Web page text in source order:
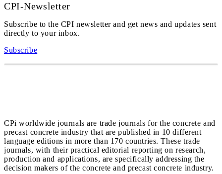
CPI-Newsletter
Subscribe to the CPI newsletter and get news and updates sent
directly to your inbox.
Subscribe
CPi worldwide journals are trade journals for the concrete and
precast concrete industry that are published in 10 different
language editions in more than 170 countries. These trade
journals, with their practical editorial reporting on research,
production and applications, are specifically addressing the
decision makers of the concrete and precast concrete industry.